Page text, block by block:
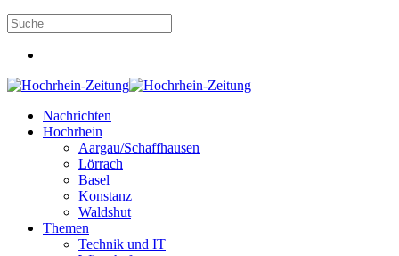
Nachrichten
Hochrhein
Aargau/Schaffhausen
Lörrach
Basel
Konstanz
Waldshut
Themen
Technik und IT